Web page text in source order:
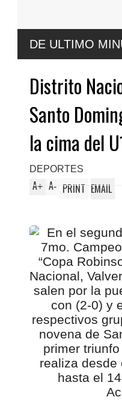
DE ULTIMO
Franco apela sentencia por
Distrito
Santo
la cima del
DEPORTES
A+ A- PRINT EMAIL